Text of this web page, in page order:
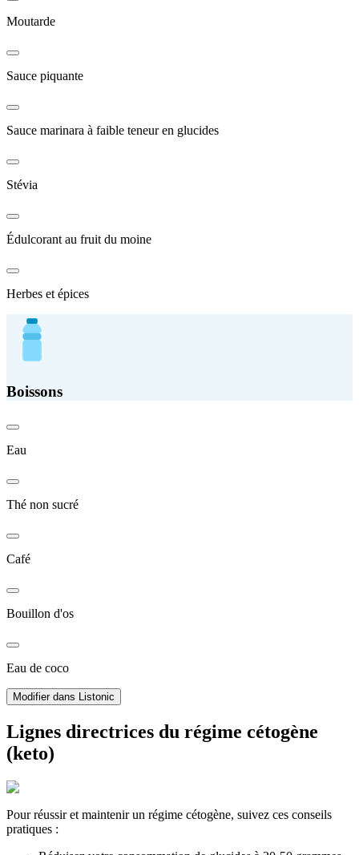
Moutarde
Sauce piquante
Sauce marinara à faible teneur en glucides
Stévia
Édulcorant au fruit du moine
Herbes et épices
Boissons
Eau
Thé non sucré
Café
Bouillon d'os
Eau de coco
Modifier dans Listonic
Lignes directrices du régime cétogène
(keto)
Pour réussir et maintenir un régime cétogène, suivez ces conseils
pratiques :